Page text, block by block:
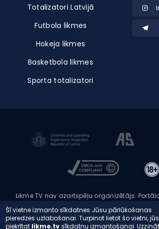
Totalizatori Latvijā
Futbola likmes
Hokeja likmes
Basketbola likmes
Sporta totalizatori
Likme TV nav azartspēļu organizētājs.
Copyright © 2026 Likme TV - Visas
Šī vietne izmanto sīkdatnes Jūsu pārlūkošanas
pieredzes uzlabošanai. Turpinot lietot šo vietni, jūs
piekrītat likme.tvsīkdatņu izmantošanai Uzzināt